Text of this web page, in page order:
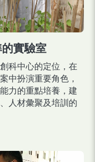
實驗室
科中心的定位，在
中扮演重要角色，
力的重點培養，建
人材彙聚及培訓的